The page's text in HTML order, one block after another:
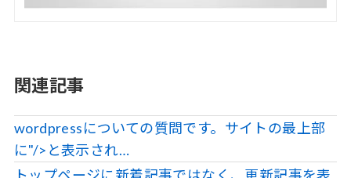
関連記事
wordpressについての質問です。サイトの最上部
に"/>と表示され…